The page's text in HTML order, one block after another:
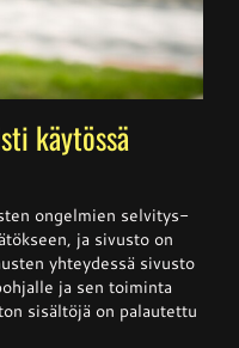
käytössä
ongelmien selvitys-
ja sivusto on
yhteydessä sivusto
ja sen toiminta
sisältöjä on palautettu